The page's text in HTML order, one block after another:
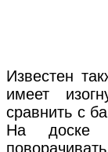
Известен
имеет
сравнить с
На доске